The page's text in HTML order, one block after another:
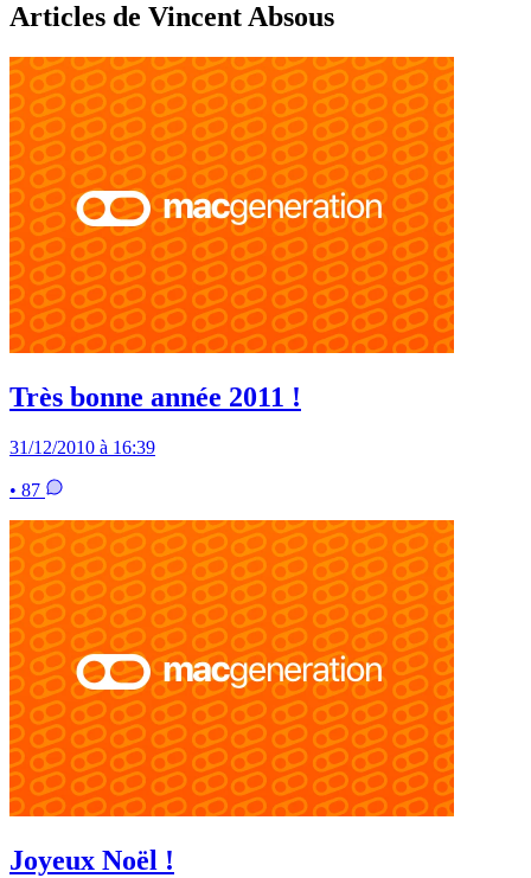
Articles de Vincent Absous
Très bonne année 2011 !
31/12/2010 à 16:39
• 87
Joyeux Noël !